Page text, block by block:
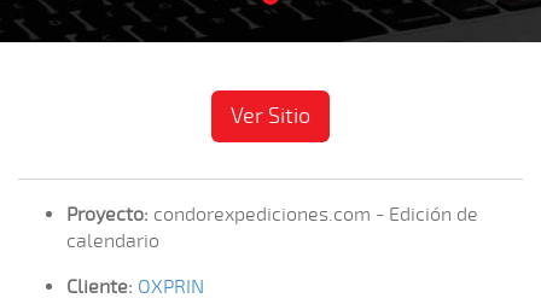
Ver Sitio
Proyecto: condorexpediciones.com - Edición de
calendario
Cliente: OXPRIN